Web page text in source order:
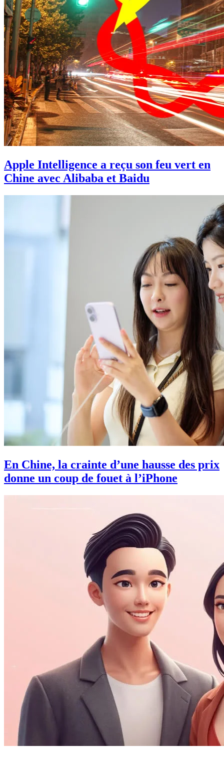
Apple Intelligence a reçu son feu vert en
Chine avec Alibaba et Baidu
En Chine, la crainte d’une hausse des prix
donne un coup de fouet à l’iPhone